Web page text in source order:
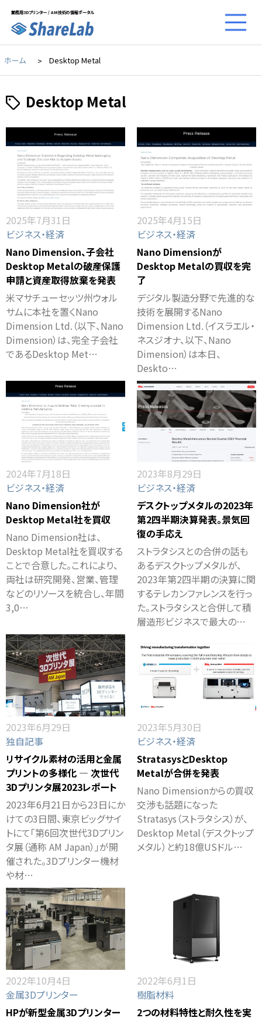
業務用3Dプリンター / AM技術の情報ポータル
ホーム Desktop Metal
Desktop Metal
2025年7月31日
ビジネス・経済
Nano Dimension、子会社
Desktop Metalの破産保護
申請と資産取得放棄を発表
米マサチューセッツ州ウォル
サムに本社を置くNano
Dimension Ltd.（以下、Nano
Dimension）は、完全子会社
であるDesktop Met…
2025年4月15日
ビジネス・経済
Nano Dimensionが
Desktop Metalの買収を完
了
デジタル製造分野で先進的な
技術を展開するNano
Dimension Ltd.（イスラエル・
ネスジオナ、以下、Nano
Dimension）は本日、
Deskto…
2024年7月18日
ビジネス・経済
Nano Dimension社が
Desktop Metal社を買収
Nano Dimension社は、
Desktop Metal社を買収する
ことで合意した。これにより、
両社は研究開発、営業、管理
などのリソースを統合し、年間
3,0…
2023年8月29日
ビジネス・経済
デスクトップメタルの2023年
第2四半期決算発表。景気回
復の手応え
ストラタシスとの合併の話も
あるデスクトップメタルが、
2023年第2四半期の決算に関
するテレカンファレンスを行っ
た。ストラタシスと合併して積
層造形ビジネスで最大の…
2023年6月29日
独自記事
リサイクル素材の活用と金属
プリントの多様化 ― 次世代
3Dプリンタ展2023レポート
2023年6月21日から23日にか
けての3日間、東京ビッグサイ
トにて「第6回次世代3Dプリン
タ展（通称 AM Japan）」が開
催された。3Dプリンター機材
や材…
2023年5月30日
ビジネス・経済
StratasysとDesktop
Metalが合併を発表
Nano Dimensionからの買収
交渉も話題になった
Stratasys（ストラタシス）が、
Desktop Metal（デスクトップ
メタル）と約18億USドル…
2022年10月4日
金属3Dプリンター
HPが新型金属3Dプリンター
2022年6月1日
樹脂材料
2つの材料特性と耐久性を実